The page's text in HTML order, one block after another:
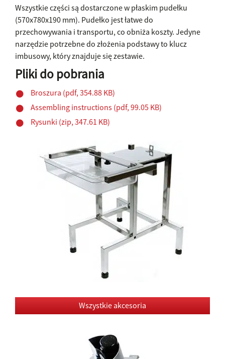
Wszystkie części są dostarczone w płaskim pudełku
(570x780x190 mm). Pudełko jest łatwe do
przechowywania i transportu, co obniża koszty. Jedyne
narzędzie potrzebne do złożenia podstawy to klucz
imbusowy, który znajduje się zestawie.
Pliki do pobrania
Broszura (pdf, 354.88 KB)
Assembling instructions (pdf, 99.05 KB)
Rysunki (zip, 347.61 KB)
Wszystkie akcesoria